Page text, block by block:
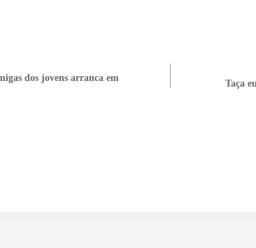
dos jovens arranca em
Taça